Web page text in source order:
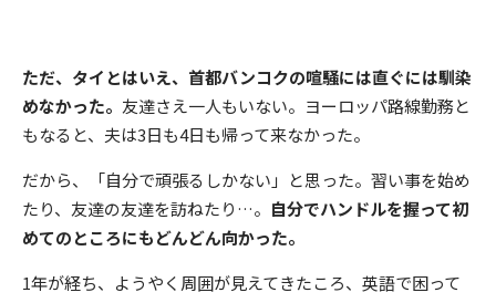
ただ、タイとはいえ、首都バンコクの喧騒には直ぐには馴染
めなかった。 友達さえ一人もいない。ヨーロッパ路線勤務と
もなると、夫は3日も4日も帰って来なかった。
だから、「自分で頑張るしかない」と思った。習い事を始め
たり、友達の友達を訪ねたり…。 自分でハンドルを握って初
めてのところにもどんどん向かった。
1年が経ち、ようやく周囲が見えてきたころ、英語で困って